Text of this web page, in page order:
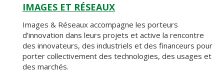
IMAGES ET RÉSEAUX
Images & Réseaux accompagne les porteurs
d’innovation dans leurs projets et active la rencontre
des innovateurs, des industriels et des financeurs pour
porter collectivement des technologies, des usages et
des marchés.